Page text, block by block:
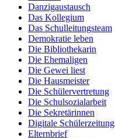
Danzigaustausch
Das Kollegium
Das Schulleitungsteam
Demokratie leben
Die Bibliothekarin
Die Ehemaligen
Die Gewei liest
Die Hausmeister
Die Schülervertretung
Die Schulsozialarbeit
Die Sekretärinnen
Digitale Schülerzeitung
Elternbrief